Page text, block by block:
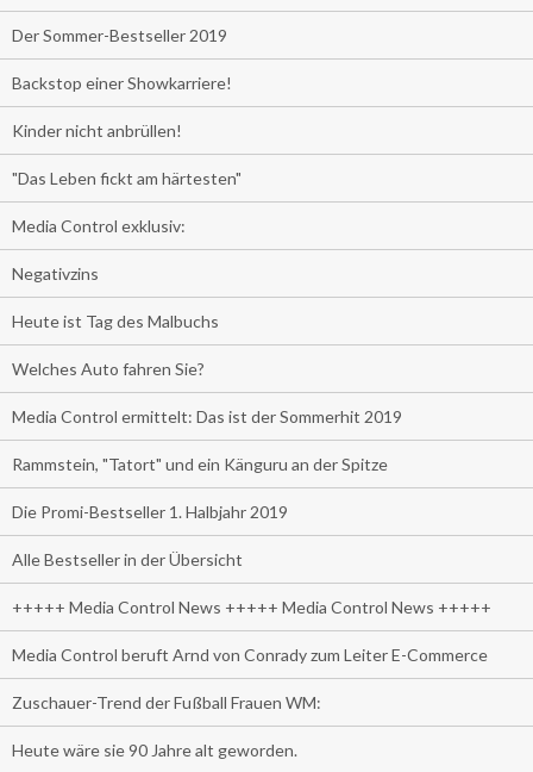
Der Sommer-Bestseller 2019
Backstop einer Showkarriere!
Kinder nicht anbrüllen!
"Das Leben fickt am härtesten"
Media Control exklusiv:
Negativzins
Heute ist Tag des Malbuchs
Welches Auto fahren Sie?
Media Control ermittelt: Das ist der Sommerhit 2019
Rammstein, "Tatort" und ein Känguru an der Spitze
Die Promi-Bestseller 1. Halbjahr 2019
Alle Bestseller in der Übersicht
+++++ Media Control News +++++ Media Control News +++++
Media Control beruft Arnd von Conrady zum Leiter E-Commerce
Zuschauer-Trend der Fußball Frauen WM:
Heute wäre sie 90 Jahre alt geworden.